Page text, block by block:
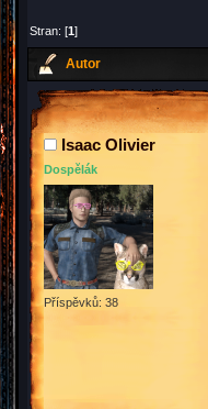
Stran: [1]
Autor
Isaac Olivier
Dospělák
Příspěvků: 38